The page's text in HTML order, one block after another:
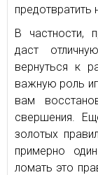
предотвратить
В частности,
даст
вернуться к
важную роль
вам
свершения.
золотых
примерно
ломать это